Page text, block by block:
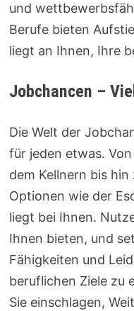
und
Berufe bieten
liegt an Ihnen, Ihre
Jobchancen –
Die Welt der
für jeden etwas.
dem Kellnern bis
Optionen wie der
liegt bei Ihnen.
Ihnen bieten, und
Fähigkeiten und
beruflichen Ziele zu
Sie einschlagen,